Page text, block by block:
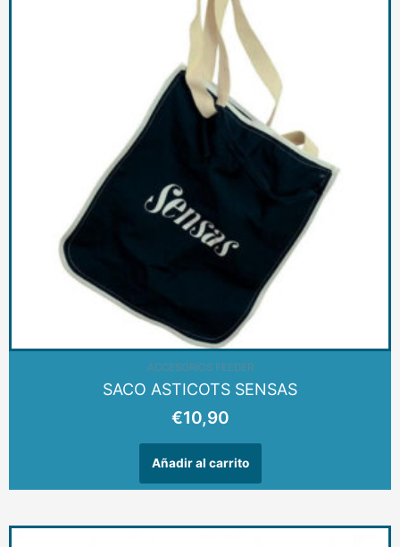
ACCESORIOS FEEDER
SACO ASTICOTS SENSAS
€10,90
Añadir al carrito